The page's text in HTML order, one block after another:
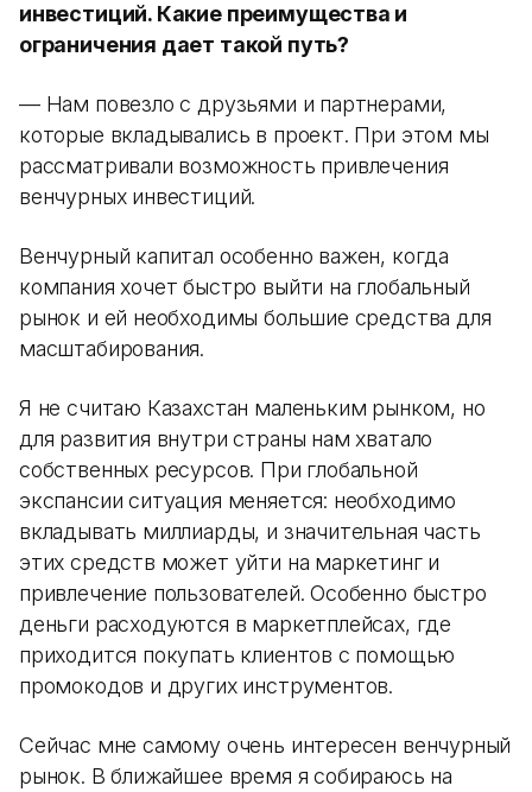
инвестиций. Какие преимущества и
ограничения дает такой путь?
— Нам повезло с друзьями и партнерами,
которые вкладывались в проект. При этом мы
рассматривали возможность привлечения
венчурных инвестиций.
Венчурный капитал особенно важен, когда
компания хочет быстро выйти на глобальный
рынок и ей необходимы большие средства для
масштабирования.
Я не считаю Казахстан маленьким рынком, но
для развития внутри страны нам хватало
собственных ресурсов. При глобальной
экспансии ситуация меняется: необходимо
вкладывать миллиарды, и значительная часть
этих средств может уйти на маркетинг и
привлечение пользователей. Особенно быстро
деньги расходуются в маркетплейсах, где
приходится покупать клиентов с помощью
промокодов и других инструментов.
Сейчас мне самому очень интересен венчурный
рынок. В ближайшее время я собираюсь на